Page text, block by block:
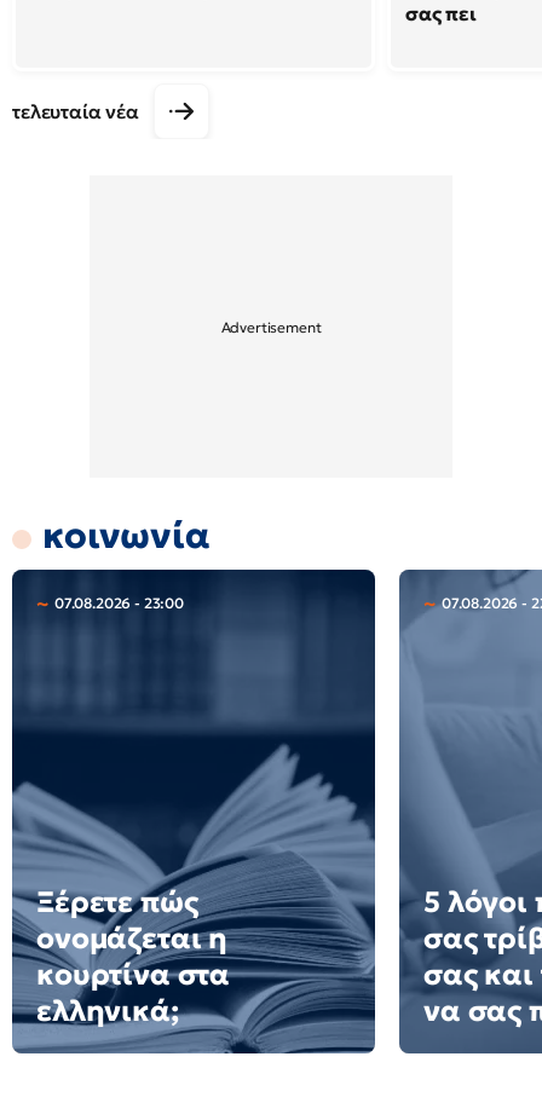
σας πει
τελευταία νέα
κοινωνία
07.08.2026 - 23:00
Ξέρετε πώς
ονομάζεται η
κουρτίνα στα
ελληνικά;
07.08.2026 -
5
σας
σας και
να σας